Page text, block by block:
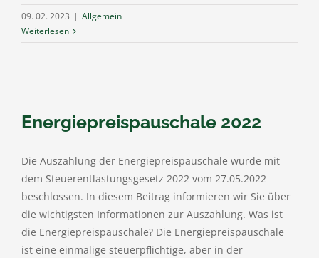
09. 02. 2023 | Allgemein
Weiterlesen
Energiepreispauschale 2022
Die Auszahlung der Energiepreispauschale wurde mit
dem Steuerentlastungsgesetz 2022 vom 27.05.2022
beschlossen. In diesem Beitrag informieren wir Sie über
die wichtigsten Informationen zur Auszahlung. Was ist
die Energiepreispauschale? Die Energiepreispauschale
ist eine einmalige steuerpflichtige, aber in der